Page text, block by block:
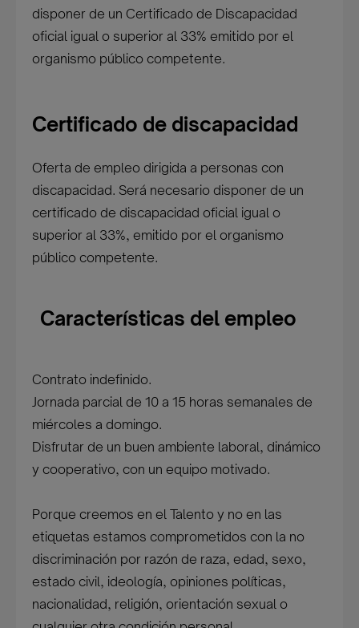
disponer de un Certificado de Discapacidad
oficial igual o superior al 33% emitido por el
organismo público competente.
Certificado de discapacidad
Oferta de empleo dirigida a personas con
discapacidad. Será necesario disponer de un
certificado de discapacidad oficial igual o
superior al 33%, emitido por el organismo
público competente.
Características del empleo
Contrato indefinido.
Jornada parcial de 10 a 15 horas semanales de
miércoles a domingo.
Disfrutar de un buen ambiente laboral, dinámico
y cooperativo, con un equipo motivado.
Porque creemos en el Talento y no en las
etiquetas estamos comprometidos con la no
discriminación por razón de raza, edad, sexo,
estado civil, ideología, opiniones políticas,
nacionalidad, religión, orientación sexual o